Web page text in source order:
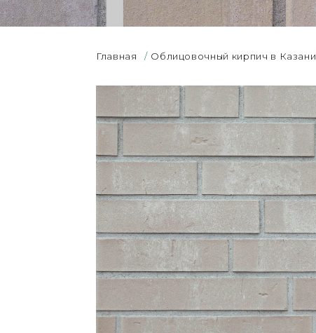
Главная / Облицовочный кирпич в Казани